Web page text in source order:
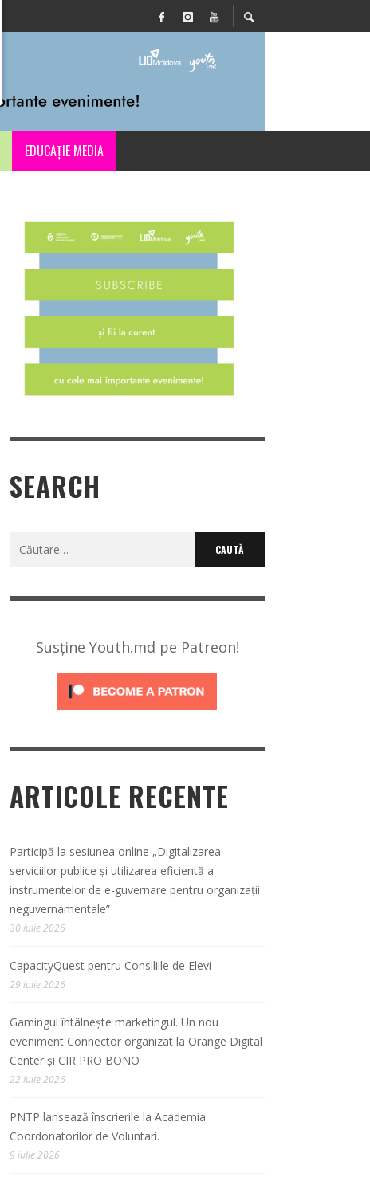
EDUCAȚIE MEDIA
SEARCH
Caută
Susține Youth.md pe Patreon!
ARTICOLE RECENTE
Participă la sesiunea online „Digitalizarea
serviciilor publice și utilizarea eficientă a
instrumentelor de e-guvernare pentru organizații
neguvernamentale”
30 iulie 2026
CapacityQuest pentru Consiliile de Elevi
29 iulie 2026
Gamingul întâlnește marketingul. Un nou
eveniment Connector organizat la Orange Digital
Center și CIR PRO BONO
22 iulie 2026
PNTP lansează înscrierile la Academia
Coordonatorilor de Voluntari.
9 iulie 2026